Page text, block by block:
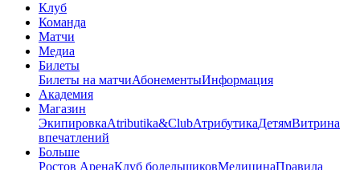
Клуб
Команда
Матчи
Медиа
Билеты
Билеты на матчиАбонементыИнформация
Академия
Магазин
ЭкипировкаAtributika&ClubАтрибутикаДетямВитрина
впечатлений
Больше
Ростов АренаКлуб болельщиковМедицинаПравила